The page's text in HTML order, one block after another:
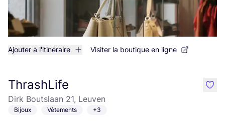
Ajouter à l'itinéraire Visiter la boutique en ligne
ThrashLife
Dirk Boutslaan 21, Leuven
Bijoux Vêtements +3
like